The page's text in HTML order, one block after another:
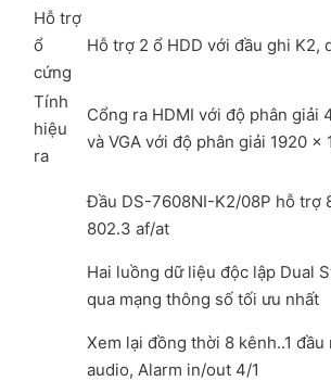
Hỗ trợ
ổ
cứng
Hỗ trợ 2 ổ HDD với đầu ghi K2,
Tính
hiệu
ra
Cổng ra HDMI với độ phân
và VGA với độ phân giải 1920 ×
Đầu DS-7608NI-K2/08P hỗ trợ
802.3 af/at
Hai luồng dữ liệu độc lập Dual
qua mạng thông số tối ưu nhất
Xem lại đồng thời 8 kênh..1
audio, Alarm in/out 4/1